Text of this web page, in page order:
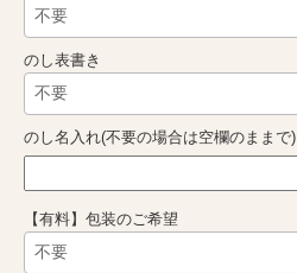
のし表書き
のし名入れ(不要の場合は空欄のままで)
【有料】包装のご希望